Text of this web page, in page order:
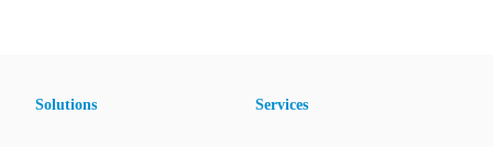
Solutions Services